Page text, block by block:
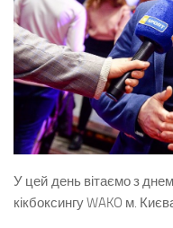
У цей день вітаємо з
кікбоксингу WAKO м.